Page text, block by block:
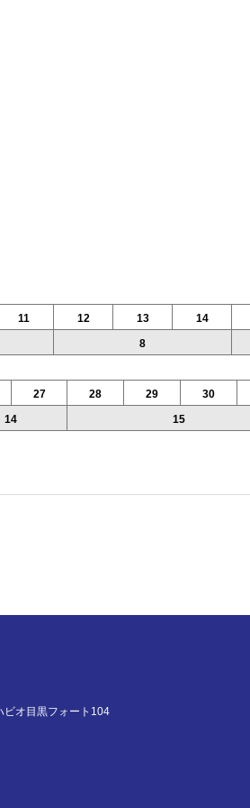
11 12 13 14
8
27 28 29 30
14
15
ビオ目黒フォート104